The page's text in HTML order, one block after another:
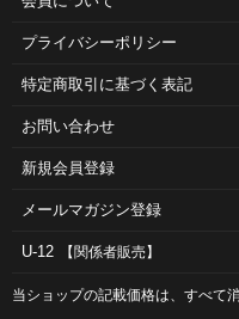
プライバシーポリシー
特定商取引に基づく表記
お問い合わせ
新規会員登録
メールマガジン登録
U-12 【関係者販売】
当ショップの記載価格は、すべて